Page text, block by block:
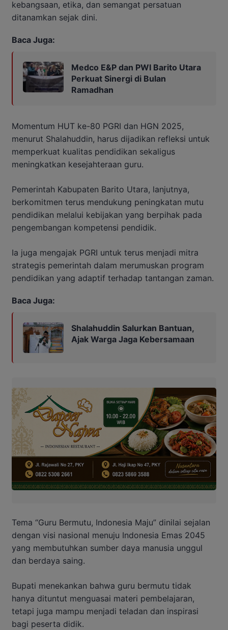
kebangsaan, etika, dan semangat persatuan
ditanamkan sejak dini.
Baca Juga:
Medco E&P dan PWI Barito Utara
Perkuat Sinergi di Bulan
Ramadhan
Momentum HUT ke-80 PGRI dan HGN 2025,
menurut Shalahuddin, harus dijadikan refleksi untuk
memperkuat kualitas pendidikan sekaligus
meningkatkan kesejahteraan guru.
Pemerintah Kabupaten Barito Utara, lanjutnya,
berkomitmen terus mendukung peningkatan mutu
pendidikan melalui kebijakan yang berpihak pada
pengembangan kompetensi pendidik.
Ia juga mengajak PGRI untuk terus menjadi mitra
strategis pemerintah dalam merumuskan program
pendidikan yang adaptif terhadap tantangan zaman.
Baca Juga:
Shalahuddin Salurkan Bantuan,
Ajak Warga Jaga Kebersamaan
Tema “Guru Bermutu, Indonesia Maju” dinilai sejalan
dengan visi nasional menuju Indonesia Emas 2045
yang membutuhkan sumber daya manusia unggul
dan berdaya saing.
Bupati menekankan bahwa guru bermutu tidak
hanya dituntut menguasai materi pembelajaran,
tetapi juga mampu menjadi teladan dan inspirasi
bagi peserta didik.